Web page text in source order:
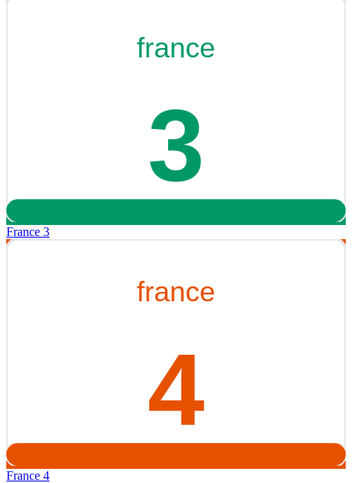
France 3
France 4